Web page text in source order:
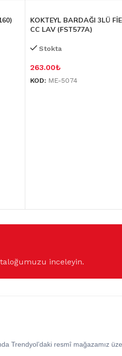
KOKTEYL BARDAĞI 3LÜ
CC LAV (FST577A)
Stokta
263.00₺
KOD: ME-5074
inceleyin.
Trendyol’daki resmî mağazamız